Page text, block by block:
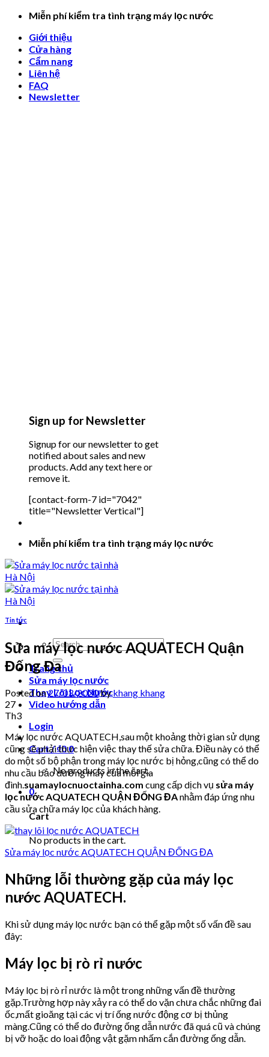
Skip
content
Miễn phí kiểm tra tình trạng máy lọc nước
Giới thiệu
Cửa hàng
Cẩm nang
Liên hệ
FAQ
Newsletter
Sign up for Newsletter
Signup for our newsletter to get
notified about sales and new
products. Add any text here or
remove it.
[contact-form-7 id="7042"
title="Newsletter Vertical"]
Miễn phí kiểm tra tình trạng máy lọc nước
Search
for:
Trang chủ
Sửa máy lọc nước
Thay Lõi Lọc Nước
Video hướng dẫn
Login
Cart /₫00
No products in the cart.
0
Cart
No products in the cart.
Tin tức
Sửa máy lọc nước AQUATECH Quận
Đống Đa
Posted on27/03/2020bykhang khang
27
Th3
Máy lọc nước AQUATECH,sau một khoảng thời gian sử dụng
cũng sẽ phải thực hiện việc thay thế sửa chữa. Điều này có thể
do một số bộ phận trong máy lọc nước bị hỏng,cũng có thể do
nhu cầu bảo dưỡng máy của mỗi gia
đình.suamaylocnuoctainha.com cung cấp dịch vụ sửa máy
lọc nước AQUATECH QUẬN ĐỐNG ĐAnhằm đáp ứng nhu
cầu sửa chữa máy lọc của khách hàng.
Sửa máy lọc nước AQUATECH QUẬN ĐỐNG ĐA
Những lỗi thường gặp của máy lọc
nước AQUATECH.
Khi sử dụng máy lọc nước bạn có thể gặp một số vấn đề sau
đây:
Máy lọc bị rò rỉ nước
Máy lọc bị rò rỉ nước là một trong những vấn đề thường
gặp.Trường hợp này xảy ra có thể do vặn chưa chắc những đai
ốc,mất gioăng tại các vị trí ống nước động cơ bị thủng
màng.Cũng có thể do đường ống dẫn nước đã quá cũ và chúng
bị vỡ hoặc do loai động vật gặm nhấm cắn đường ống dẫn.